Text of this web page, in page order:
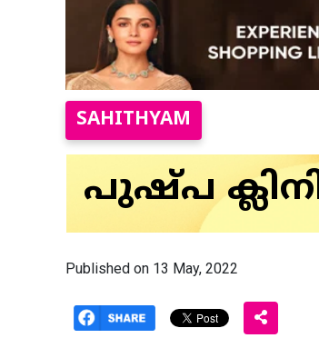
SAHITHYAM
പുഷ്പ
Published on 13 May, 2022